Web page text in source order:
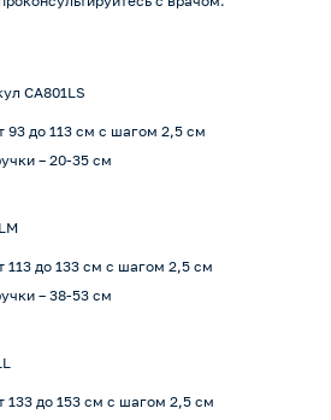
CA801LS
93 до 113 см с шагом 2,5 см
– 20-35 см
113 до 133 см с шагом 2,5 см
– 38-53 см
133 до 153 см с шагом 2,5 см